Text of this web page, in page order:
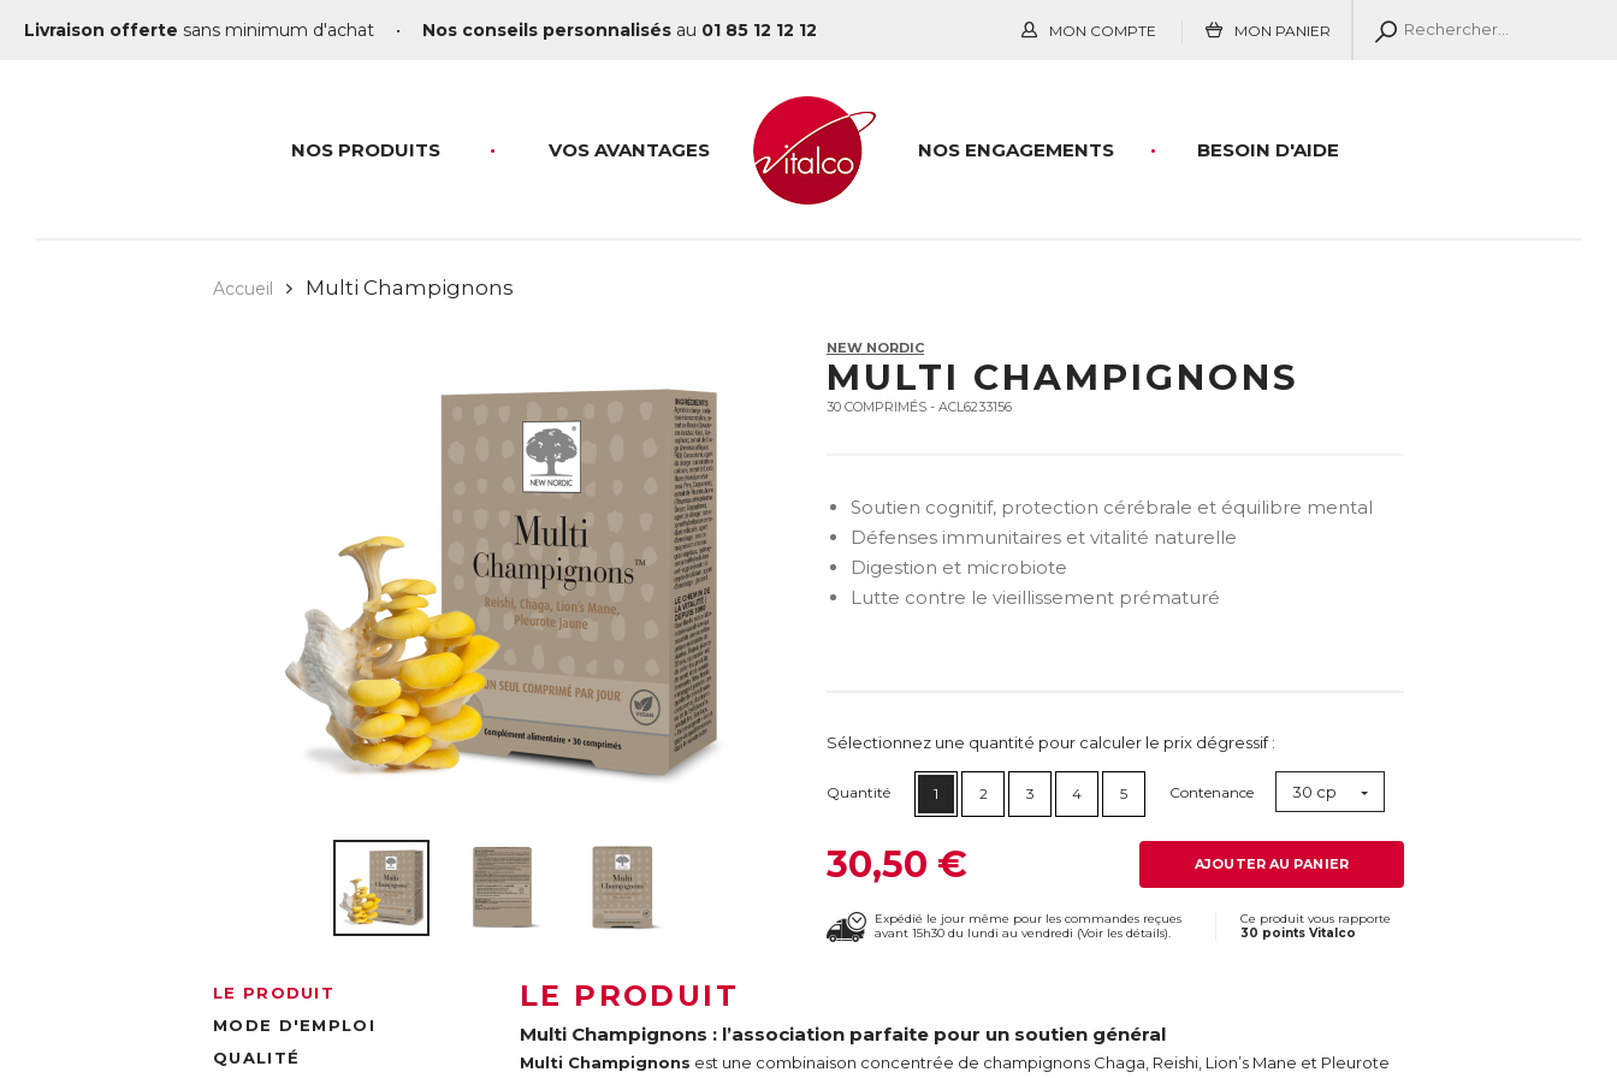
Livraison offerte sans minimum d'achat • Nos conseils personnalisés au 01 85 12 12 12 MON COMPTE MON PANIER
NOS PRODUITS VOS AVANTAGES BESOIN D'AIDE
NOS ENGAGEMENTS
Accueil Multi Champignons
NEW NORDIC
MULTI CHAMPIGNONS
30 COMPRIMÉS - ACL6233156
Soutien cognitif, protection cérébrale et équilibre mental
Défenses immunitaires et vitalité naturelle
Digestion et microbiote
Lutte contre le vieillissement prématuré
Sélectionnez une quantité pour calculer le prix dégressif :
Quantité 1 2 3 4 5 Contenance 30 cp
30,50 € AJOUTER AU PANIER
Expédié le jour même pour les commandes reçues
avant 15h30 du lundi au vendredi (Voir les détails).
Ce produit vous rapporte
30 points Vitalco
LE PRODUIT
MODE D'EMPLOI
QUALITÉ
LE PRODUIT
Multi Champignons : l’association parfaite pour un soutien général
Multi Champignons est une combinaison concentrée de champignons Chaga, Reishi, Lion’s Mane et Pleurote